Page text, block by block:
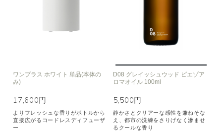
ワンプラス ホワイト 単品(本体の
み)
17,600円
よりフレッシュな香りがボトルから
直接広がるコードレスディフューザ
ー
D08 グレイッシュウッド ピエゾア
ロマオイル 100ml
5,500円
静かさとクリアーな感性を兼ねそな
え、都市の洗練をさりげなく滲ませ
るクールな香り